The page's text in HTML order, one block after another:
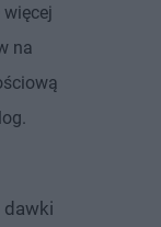
na
dawki